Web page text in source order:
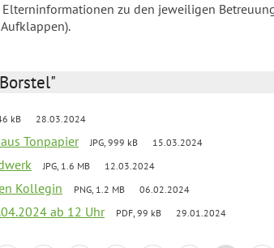
zu den jeweiligen
kB 28.03.2024
Tonpapier JPG, 999 kB 15.03.2024
JPG, 1.6 MB 12.03.2024
Kollegin PNG, 1.2 MB 06.02.2024
ab 12 Uhr PDF, 99 kB 29.01.2024